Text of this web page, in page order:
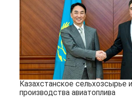
Казахстанское сельхозсырье
производства авиатоплива